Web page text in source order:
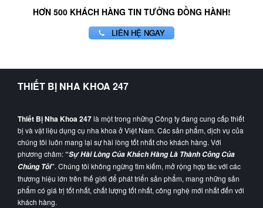
HƠN 500 KHÁCH HÀNG TIN TƯỞNG ĐỒNG HÀNH!
LIÊN HỆ NGAY
THIẾT BỊ NHA KHOA 247
Thiết Bị Nha Khoa 247là một trong những Công ty đang cung cấp thiết
bị và vật liệu dụng cụ nha khoa ở Việt Nam. Các sản phẩm, dịch vụ của
chúng tôi luôn mang lại sự hài lòng tốt nhất cho khách hàng. Với
phương châm:“Sự Hài Lòng Của Khách Hàng Là Thành Công Của
Chúng Tôi”. Chúng tôi không ngừng tìm kiếm, mở rộng hợp tác với các
thương hiệu lớn trên thế giới để phát triển sản phẩm, mang những sản
phẩm có giá trị tốt nhất, chất lượng tốt nhất, công nghệ mới nhất đến với
khách hàng.